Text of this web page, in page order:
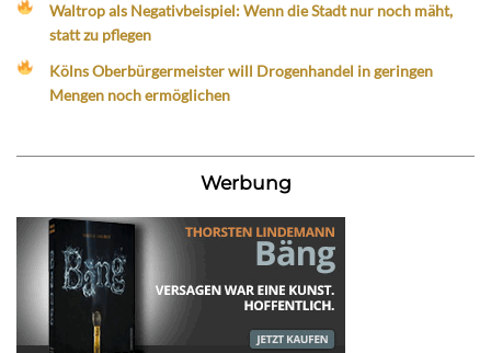
Waltrop als Negativbeispiel: Wenn die Stadt nur noch mäht,
statt zu pflegen
Kölns Oberbürgermeister will Drogenhandel in geringen
Mengen noch ermöglichen
Werbung